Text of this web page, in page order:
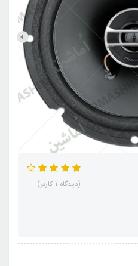
(دیدگاه 1 کاربر)